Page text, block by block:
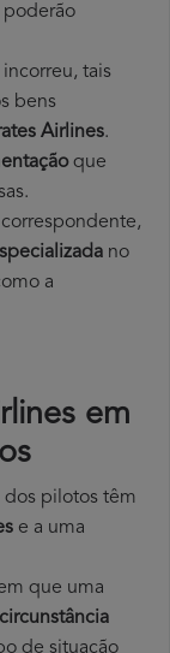
poderão
tais
bens
Airlines.
que
no
a
em
dos pilotos têm
e a uma
que uma
de situação